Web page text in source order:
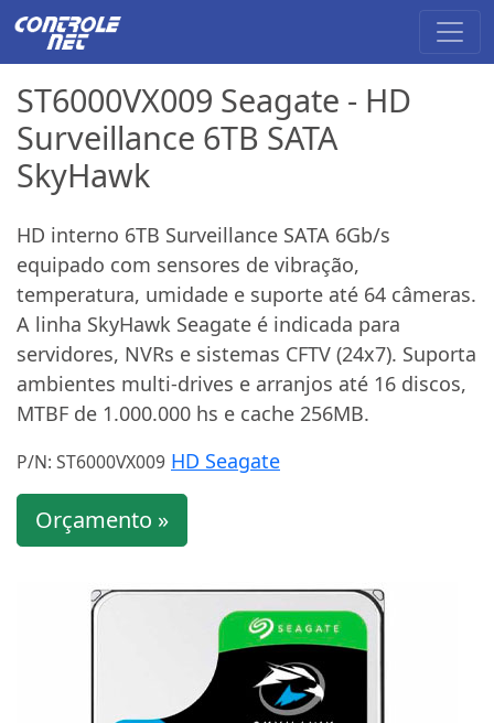
ST6000VX009 Seagate - HD
Surveillance 6TB SATA
SkyHawk
HD interno 6TB Surveillance SATA 6Gb/s
equipado com sensores de vibração,
temperatura, umidade e suporte até 64 câmeras.
A linha SkyHawk Seagate é indicada para
servidores, NVRs e sistemas CFTV (24x7). Suporta
ambientes multi-drives e arranjos até 16 discos,
MTBF de 1.000.000 hs e cache 256MB.
P/N: ST6000VX009 HD Seagate
Orçamento »